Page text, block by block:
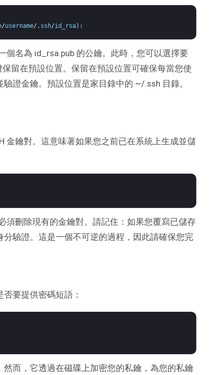
/username/ . ssh/id_rsa) :
個名為 id_rsa.pub 的公鑰。此時，您可以選擇要
留在預設位置。保留在預設位置可確保每當您使
證金鑰。預設位置是家目錄中的 ~/.ssh 目錄。
金鑰對。這意味著如果您之前已在系統上生成並儲
須刪除現有的金鑰對。請記住：如果您覆寫已儲存
驗證。這是一個不可逆的過程，因此請確保您完
要提供密碼短語：
而，它透過在磁碟上加密您的私鑰，為您的私鑰